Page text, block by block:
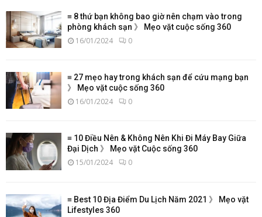
≡ 8 thứ bạn không bao giờ nên chạm vào trong
phòng khách sạn 》 Mẹo vặt cuộc sống 360
16/01/2024 0
≡ 27 mẹo hay trong khách sạn để cứu mạng bạn
》 Mẹo vặt cuộc sống 360
16/01/2024 0
≡ 10 Điều Nên & Không Nên Khi Đi Máy Bay Giữa
Đại Dịch 》 Mẹo vặt Cuộc sống 360
15/01/2024 0
≡ Best 10 Địa Điểm Du Lịch Năm 2021 》 Mẹo vặt
Lifestyles 360